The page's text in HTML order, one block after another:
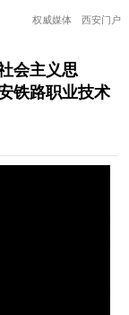
权威媒体 西安门户
会主义思
铁路职业技术